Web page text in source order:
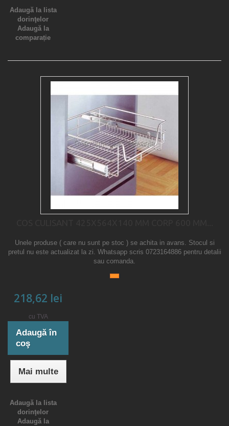
Adaugă la lista
dorinţelor
Adaugă la
comparație
Unele produse ( care nu sunt pe stoc ) se achita in avans. Stocul si
pretul nu este actualizat la zi. Whatsapp scris 0723164886 pentru detalii
sau comanda.
218,62 lei
cu TVA
Adaugă în
coş
Mai multe
Adaugă la lista
dorinţelor
Adaugă la